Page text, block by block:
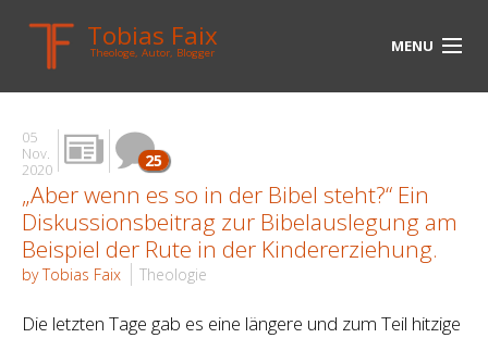
Tobias Faix
Theologe, Autor, Blogger MENU
HOME
BLOG
BIOGRAPHIE
BÜCHER
UNTERWEGS
MEDIEN
05
Nov.
2020
25
„Aber wenn es so in der Bibel steht?“ Ein
Diskussionsbeitrag zur Bibelauslegung am
Beispiel der Rute in der Kindererziehung.
by Tobias Faix Theologie
Die letzten Tage gab es eine längere und zum Teil hitzige